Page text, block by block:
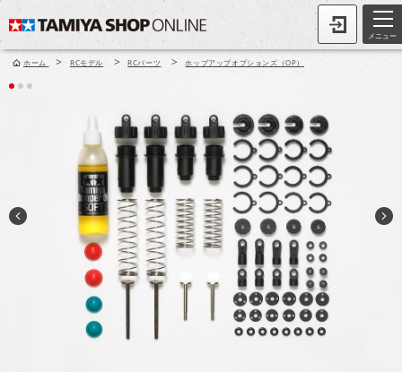
メニュー
ホーム > RCモデル > RCパーツ > ホップアップオプションズ（OP）